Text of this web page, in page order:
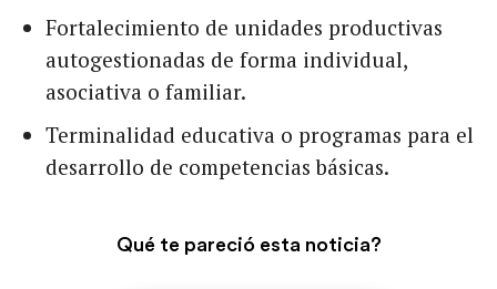
Fortalecimiento de unidades productivas
autogestionadas de forma individual,
asociativa o familiar.
Terminalidad educativa o programas para el
desarrollo de competencias básicas.
Qué te pareció esta noticia?